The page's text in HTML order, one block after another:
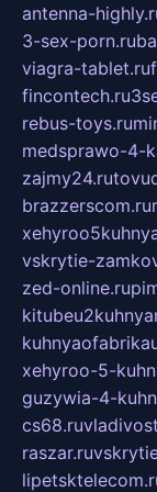
antenna-
3-sex-porn.ru
viagra-tablet.ru
fincontech.ru
rebus-toys.ru
medsprawo-4-
zajmy24.ru
brazzerscom.ru
vskrytie-
zed-online.ru
xehyroo-5-
guzywia-4-
cs68.ru
raszar.ru